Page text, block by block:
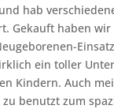
hab
Gekauft haben wir
ein toller
Kindern. Auch
benutzt zum